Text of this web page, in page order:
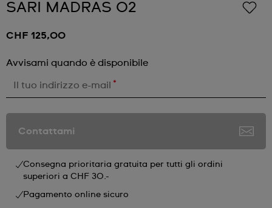
SARI MADRAS 02
CHF 125,00
Avvisami quando è disponibile
Il tuo indirizzo e-mail *
Contattami
Consegna prioritaria gratuita per tutti gli ordini
superiori a CHF 30.-
Pagamento online sicuro